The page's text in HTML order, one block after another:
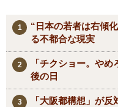
“日本の若者は右傾
る不都合な現実
「チクショー。や
後の日
「大阪都構想」が